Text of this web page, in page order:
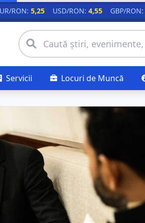
RON: 5,25 USD/RON: 4,55 GBP/RON:
Servicii Locuri de Muncă